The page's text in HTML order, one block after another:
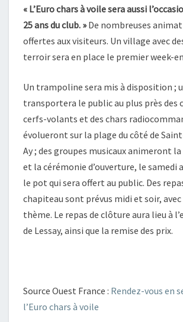
« L’Euro chars à voile sera aussi
25ans du club. »De nombreuses
offertes aux visiteurs. Un village avec
terroir sera en place le premier week-
Un trampoline sera mis à disposition ;
transportera le public au plus près des
cerfs-volants et des chars
évolueront sur la plage du côté de
Ay ; des groupes musicaux animeront
et la cérémonie d’ouverture, le samedi
le pot qui sera offert au public. Des
chapiteau sont prévus midi et soir, avec
thème. Le repas de clôture aura lieu à
de Lessay, ainsi que la remise des prix.
Source Ouest France : Rendez-vous en
l’Euro chars à voile